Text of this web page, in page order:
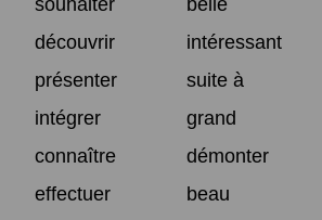
souhaiter
belle
découvrir
intéressant
présenter
suite à
intégrer
grand
connaître
démonter
effectuer
beau